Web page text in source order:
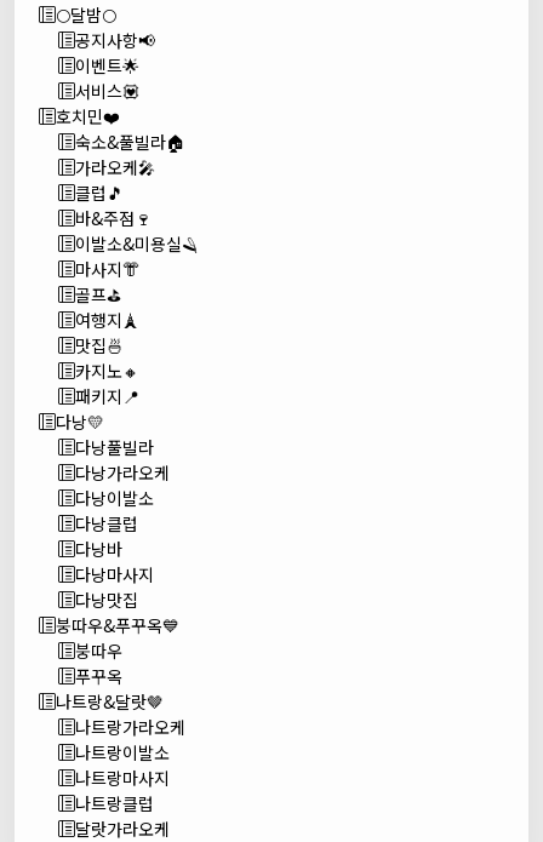
🌕달밤🌕
공지사항📢
이벤트🌟
서비스💟
호치민❤️
숙소&풀빌라🏠
가라오케🎤
클럽🎵
바&주점🍷
이발소&미용실🪒
마사지👘
골프⛳
여행지🗼
맛집🍜
카지노🔸
패키지📍
다낭💛
다낭풀빌라
다낭가라오케
다낭이발소
다낭클럽
다낭바
다낭마사지
다낭맛집
붕따우&푸꾸옥💙
붕따우
푸꾸옥
나트랑&달랏🤎
나트랑가라오케
나트랑이발소
나트랑마사지
나트랑클럽
달랏가라오케